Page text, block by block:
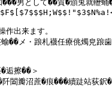
���男として��質�頒兎就轣
作出来ます。
メ・踉札襪任療佻燭皃踉歯
逅擦��＞
闔瓣沼蔗�痕���續跿站荻鈬